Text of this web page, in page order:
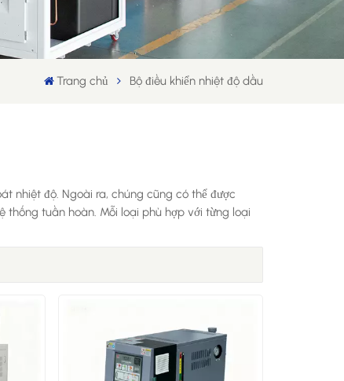
Trang chủ Bộ điều khiển nhiệt độ dầu
nhiệt độ. Ngoài ra, chúng cũng có thể được
tuần hoàn. Mỗi loại phù hợp với từng loại